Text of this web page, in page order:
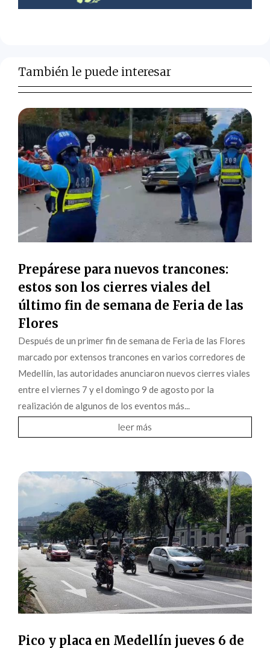
También le puede interesar
Prepárese para nuevos trancones:
estos son los cierres viales del
último fin de semana de Feria de las
Flores
Después de un primer fin de semana de Feria de las Flores
marcado por extensos trancones en varios corredores de
Medellín, las autoridades anunciaron nuevos cierres viales
entre el viernes 7 y el domingo 9 de agosto por la
realización de algunos de los eventos más...
leer más
Pico y placa en Medellín jueves 6 de